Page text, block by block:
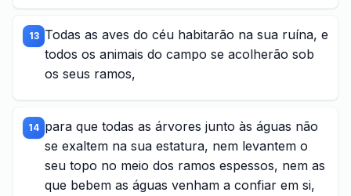
13 Todas as aves do céu habitarão na sua ruína, e
todos os animais do campo se acolherão sob
os seus ramos,
14 para que todas as árvores junto às águas não
se exaltem na sua estatura, nem levantem o
seu topo no meio dos ramos espessos, nem as
que bebem as águas venham a confiar em si,